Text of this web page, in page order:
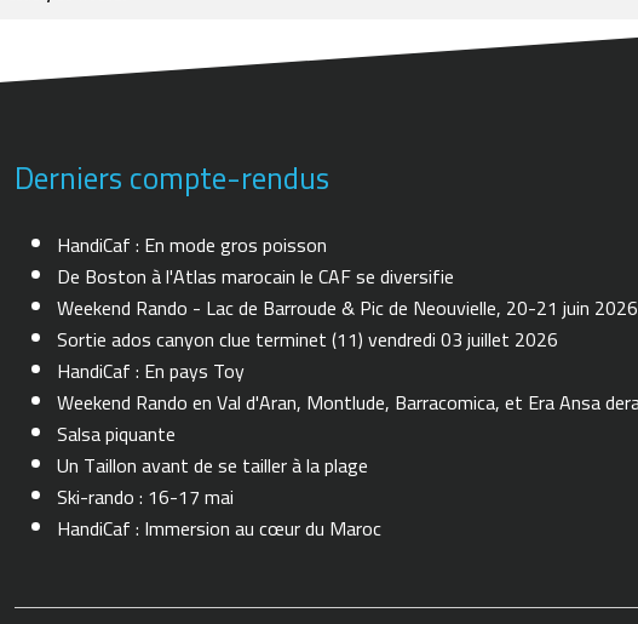
Derniers compte-rendus
HandiCaf : En mode gros poisson
De Boston à l'Atlas marocain le CAF se diversifie
Weekend Rando - Lac de Barroude & Pic de Neouvielle, 20-21 juin 2026
Sortie ados canyon clue terminet (11) vendredi 03 juillet 2026
HandiCaf : En pays Toy
Weekend Rando en Val d'Aran, Montlude, Barracomica, et Era Ansa
Salsa piquante
Un Taillon avant de se tailler à la plage
Ski-rando : 16-17 mai
HandiCaf : Immersion au cœur du Maroc